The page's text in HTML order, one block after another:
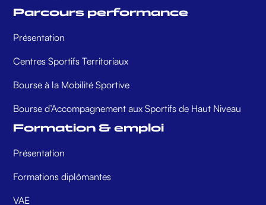
Parcours performance
Présentation
Centres Sportifs Territoriaux
Bourse à la Mobilité Sportive
Bourse d’Accompagnement aux Sportifs de Haut Niveau
Formation & emploi
Présentation
Formations diplômantes
VAE